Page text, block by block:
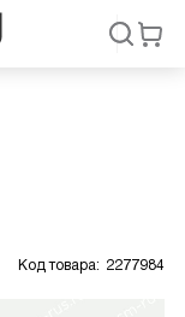
Код товара: 2277984